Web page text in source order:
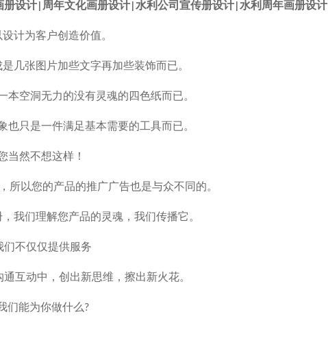
设计|周年文化画册设计|水利公司宣传册设计|水利周年画册设计
设计为客户创造价值。
几张图片加些文字再加些装饰而已。
本空洞无力的没有灵魂的四色纸而已。
也只是一件满足基本需要的工具而已。
当然不想这样！
所以您的产品的推广广告也是与众不同的。
我们理解您产品的灵魂，我们传播它。
们不仅仅提供服务
互动中，创出新思维，擦出新火花。
们能为你做什么?